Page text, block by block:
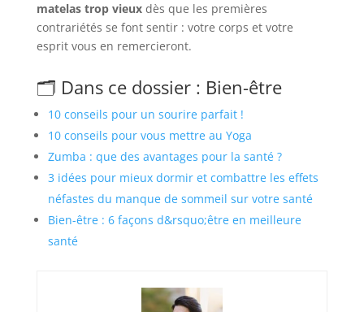
matelas trop vieuxdès que les premières
contrariétés se font sentir : votre corps et votre
esprit vous en remercieront.
🗂️ Dans ce dossier : Bien-être
10 conseils pour un sourire parfait !
10 conseils pour vous mettre au Yoga
Zumba : que des avantages pour la santé ?
3 idées pour mieux dormir et combattre les effets
néfastes du manque de sommeil sur votre santé
Bien-être : 6 façons d&rsquo;être en meilleure
santé